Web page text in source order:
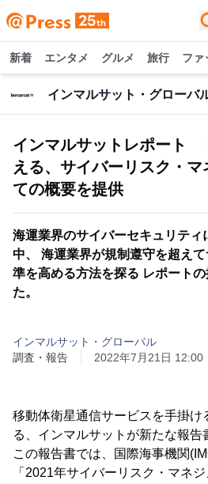
新着 エンタメ グルメ 旅行 ファ
インマルサット・グローバ
インマルサットレポート
える、サイバーリスク・
ての概要を提供
海運業界のサイバーセキュリティ
中、 海運業界が規制遵守を超え
準を高める方法を探る レポート
た。
インマルサット・グローバル
調査・報告
2022年7月21日 12:00
移動体衛星通信サービスを手掛け
る、インマルサットが新たな報告
この報告書では、国際海事機関
「2021年サイバーリスク・マネ